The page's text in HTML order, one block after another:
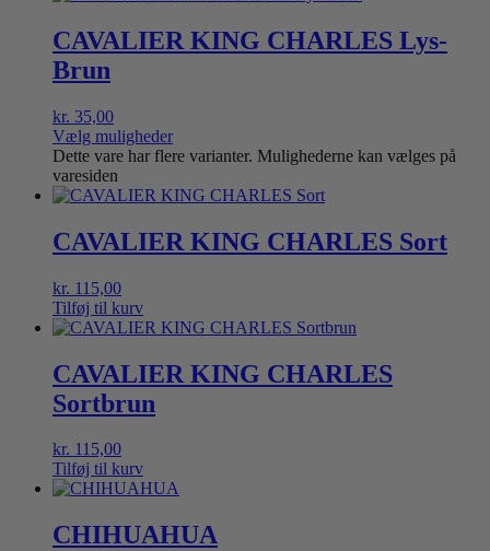
CAVALIER KING CHARLES Lys-
Brun
kr. 35,00
Vælg muligheder
Dette vare har flere varianter. Mulighederne kan vælges på
varesiden
CAVALIER KING CHARLES Sort
kr. 115,00
Tilføj til kurv
CAVALIER KING CHARLES
Sortbrun
kr. 115,00
Tilføj til kurv
CHIHUAHUA